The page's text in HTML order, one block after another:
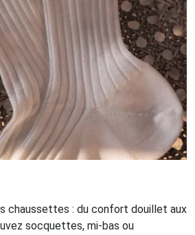
chaussettes : du confort douillet aux
socquettes, mi-bas ou